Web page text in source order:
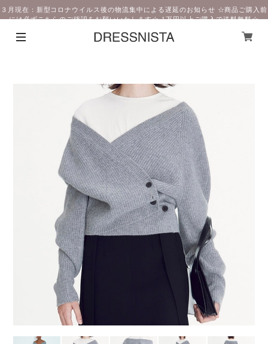
３月現在：新型コロナウイルス後の物流集中による遅延のお知らせ ☆商品ご購入前
には必ずこちらのご確認をお願いいたします☆ 1万円以上ご購入で送料無料☆